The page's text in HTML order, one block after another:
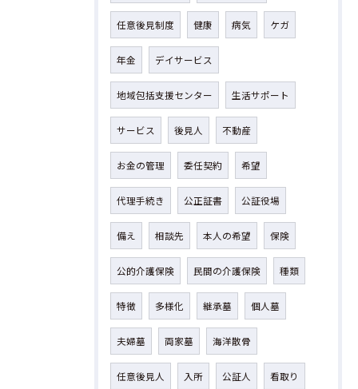
任意後見制度 健康 病気 ケガ
年金 デイサービス
地域包括支援センター 生活サポート
サービス 後見人 不動産
お金の管理 委任契約 希望
代理手続き 公正証書 公証役場
備え 相談先 本人の希望 保険
公的介護保険 民間の介護保険 種類
特徴 多様化 継承墓 個人墓
夫婦墓 両家墓 海洋散骨
任意後見人 入所 公証人 看取り